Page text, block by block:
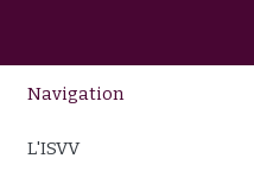
Navigation
L'ISVV